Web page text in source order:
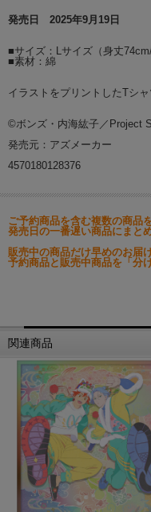
発売日 2025年9月19日
■サイズ：Lサイズ（身丈
■素材：綿
イラストをプリントしたTシャ
©ボンズ・内海紘子／Project
発売元：アズメーカー
4570180128376
ご予約商品を含む複数の商品
発売日の一番遅い商品にまと
販売中の商品だけ早めのお届
予約商品と販売中商品を「分
関連商品